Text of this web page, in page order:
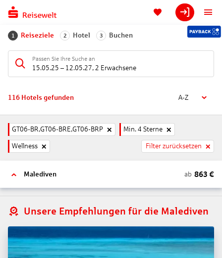
1 Reiseziele 2 Hotel 3 Buchen
Passen Sie Ihre Suche an
15.05.25 – 12.05.27, 2 Erwachsene
116 Hotels gefunden A-Z
GT06-BR,GT06-BRE,GT06-BRP Min. 4 Sterne
Wellness Filter zurücksetzen
Malediven ab 863 €
Unsere Empfehlungen für die Malediven